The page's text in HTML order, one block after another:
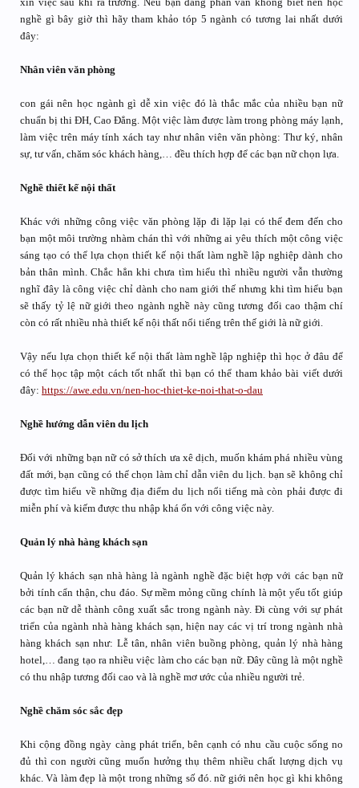
nghề gì bây giờ thì hãy tham khảo tóp 5 ngành có tương lai nhất dưới
đây:
Nhân viên văn phòng
con gái nên học ngành gì dễ xin việc đó là thắc mắc của nhiều bạn nữ
chuẩn bị thi ĐH, Cao Đẳng. Một việc làm được làm trong phòng máy lạnh,
làm việc trên máy tính xách tay như nhân viên văn phòng: Thư ký, nhân
sự, tư vấn, chăm sóc khách hàng,… đều thích hợp để các bạn nữ chọn lựa.
Nghề thiết kế nội thất
Khác với những công việc văn phòng lặp đi lặp lại có thể đem đến cho
bạn một môi trường nhàm chán thì với những ai yêu thích một công việc
sáng tạo có thể lựa chọn thiết kế nội thất làm nghề lập nghiệp dành cho
bản thân mình. Chắc hẳn khi chưa tìm hiểu thì nhiều người vẫn thường
nghĩ đây là công việc chỉ dành cho nam giới thế nhưng khi tìm hiểu bạn
sẽ thấy tỷ lệ nữ giới theo ngành nghề này cũng tương đối cao thậm chí
còn có rất nhiều nhà thiết kế nội thất nổi tiếng trên thế giới là nữ giới.
Vậy nếu lựa chọn thiết kế nội thất làm nghề lập nghiệp thì học ở đâu để
có thể học tập một cách tốt nhất thì bạn có thể tham khảo bài viết dưới
đây: https://awe.edu.vn/nen-hoc-thiet-ke-noi-that-o-dau
Nghề hướng dẫn viên du lịch
Đối với những bạn nữ có sở thích ưa xê dịch, muốn khám phá nhiều vùng
đất mới, bạn cũng có thể chọn làm chỉ dẫn viên du lịch. bạn sẽ không chỉ
được tìm hiểu về những địa điểm du lịch nổi tiếng mà còn phải được đi
miễn phí và kiếm được thu nhập khá ổn với công việc này.
Quản lý nhà hàng khách sạn
Quản lý khách sạn nhà hàng là ngành nghề đặc biệt hợp với các bạn nữ
bởi tính cẩn thận, chu đáo. Sự mềm mỏng cũng chính là một yếu tốt giúp
các bạn nữ dễ thành công xuất sắc trong ngành này. Đi cùng với sự phát
triển của ngành nhà hàng khách sạn, hiện nay các vị trí trong ngành nhà
hàng khách sạn như: Lễ tân, nhân viên buồng phòng, quản lý nhà hàng
hotel,… đang tạo ra nhiều việc làm cho các bạn nữ. Đây cũng là một nghề
có thu nhập tương đối cao và là nghề mơ ước của nhiều người trẻ.
Nghề chăm sóc sắc đẹp
Khi cộng đồng ngày càng phát triển, bên cạnh có nhu cầu cuộc sống no
đủ thì con người cũng muốn hưởng thụ thêm nhiều chất lượng dịch vụ
khác. Và làm đẹp là một trong những số đó. nữ giới nên học gì khi không